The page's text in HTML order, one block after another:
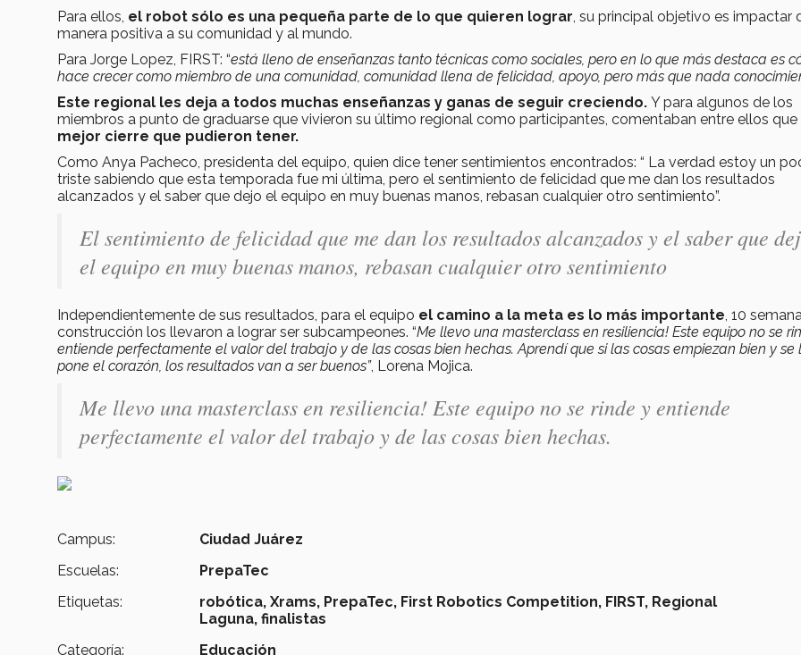
Para ellos, el robot sólo es una pequeña parte de lo que quieren lograr , su principal objetivo es impactar
manera positiva a su comunidad y al mundo.
Para Jorge Lopez, FIRST: “está lleno de enseñanzas tanto técnicas como sociales, pero en lo que más destaca es
hace crecer como miembro de una comunidad, comunidad llena de felicidad, apoyo, pero más que nada
Este regional les deja a todos muchas enseñanzas y ganas de seguir creciendo. Y para algunos de los
miembros a punto de graduarse que vivieron su último regional como participantes, comentaban entre ellos que
mejor cierre que pudieron tener.
Como Anya Pacheco, presidenta del equipo, quien dice tener sentimientos encontrados: “ La verdad estoy un
triste sabiendo que esta temporada fue mi última, pero el sentimiento de felicidad que me dan los resultados
alcanzados y el saber que dejo el equipo en muy buenas manos, rebasan cualquier otro sentimiento”.
El sentimiento de felicidad que me dan los resultados alcanzados y el saber que
el equipo en muy buenas manos, rebasan cualquier otro sentimiento
Independientemente de sus resultados, para el equipo el camino a la meta es lo más importante , 10
construcción los llevaron a lograr ser subcampeones. “Me llevo una masterclass en resiliencia! Este equipo no se
entiende perfectamente el valor del trabajo y de las cosas bien hechas. Aprendí que si las cosas empiezan bien y se
pone el corazón, los resultados van a ser buenos”, Lorena Mojica.
Me llevo una masterclass en resiliencia! Este equipo no se rinde y entiende
perfectamente el valor del trabajo y de las cosas bien hechas.
Campus:
Ciudad Juárez
Escuelas:
PrepaTec
Etiquetas:
robótica, Xrams, PrepaTec, First Robotics Competition, FIRST, Regional
Laguna, finalistas
Categoría:
Educación